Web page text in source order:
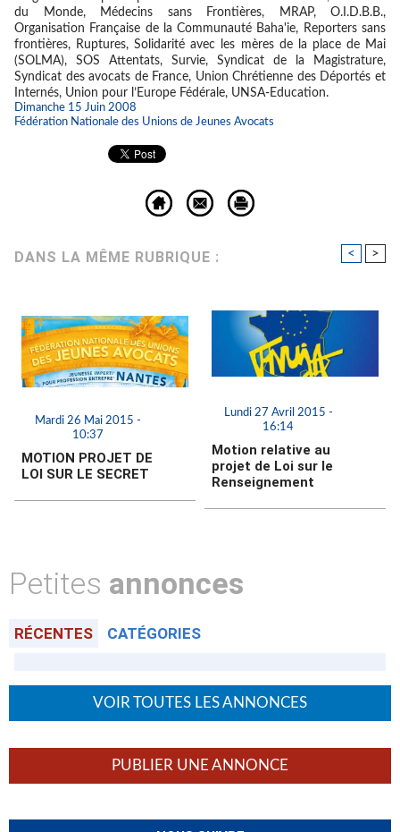
du Monde, Médecins sans Frontières, MRAP, O.I.D.B.B.,
Organisation Française de la Communauté Baha'ie, Reporters sans
frontières, Ruptures, Solidarité avec les mères de la place de Mai
(SOLMA), SOS Attentats, Survie, Syndicat de la Magistrature,
Syndicat des avocats de France, Union Chrétienne des Déportés et
Internés, Union pour l’Europe Fédérale, UNSA-Education.
Dimanche 15 Juin 2008
Fédération Nationale des Unions de Jeunes Avocats
DANS LA MÊME RUBRIQUE : < >
Mardi 26 Mai 2015 -
10:37
MOTION PROJET DE
LOI SUR LE SECRET
Lundi 27 Avril 2015 -
16:14
Motion relative au
projet de Loi sur le
Renseignement
Petites annonces
RÉCENTES CATÉGORIES
VOIR TOUTES LES ANNONCES
PUBLIER UNE ANNONCE